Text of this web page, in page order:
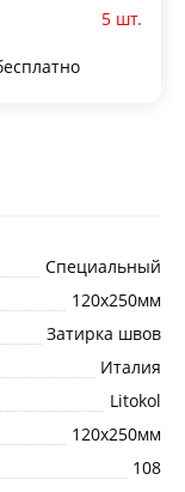
5 шт.
Специальный
120х250мм
Затирка швов
Италия
Litokol
120х250мм
108